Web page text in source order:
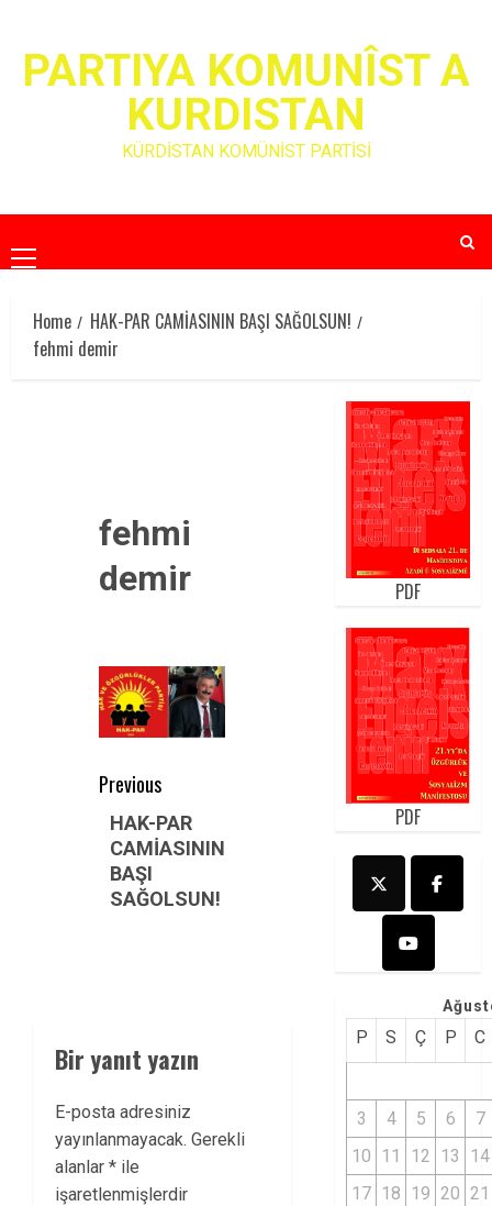
contentPARTIYA KOMUNÎST A
KURDISTAN
KÜRDİSTAN KOMÜNİST PARTİSİ
Primary
Menu
Home
HAK-PAR CAMİASININ BAŞI SAĞOLSUN!
fehmi demir
fehmi
demir
Post
navigation
Previous
Previous
post:
HAK-PAR
CAMİASININ
BAŞI
SAĞOLSUN!
Bir yanıt yazın
E-posta adresiniz
yayınlanmayacak. Gerekli
alanlar * ile
işaretlenmişlerdir
PDF
PDF
P S Ç P C
3 4 5 6
7
10 11 12 13
14
17 18 19 20 21